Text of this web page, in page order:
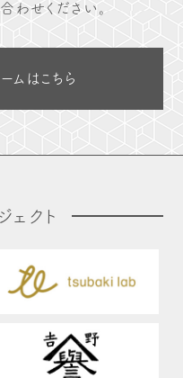
わせください。
ムはこちら
ェクト